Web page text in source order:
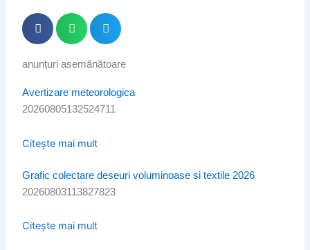
anunțuri asemănătoare
Avertizare meteorologica
20260805132524711
Citește mai mult
Grafic colectare deseuri voluminoase si textile 2026
20260803113827823
Citește mai mult
Page
Page
Page
Page
Page